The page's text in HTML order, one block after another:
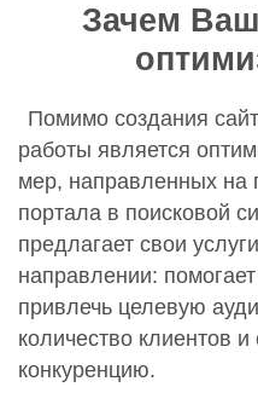
Зачем
Помимо создания
работы является
мер, направленных на
портала в поисковой
предлагает свои
направлении: помогает
привлечь целевую
количество клиентов
конкуренцию.